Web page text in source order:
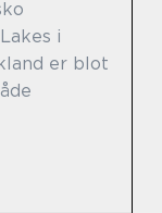
i
er blot